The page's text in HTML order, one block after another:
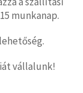
munkanap.
vállalunk!